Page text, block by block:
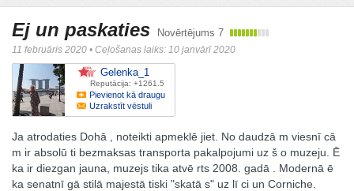
Ej un paskaties Novērtējums 7
11 februāris 2020 • Ceļošanas laiks: 10 janvārī 2020
Gelenka_1
Reputācija: +1261.5
Pievienot kā draugu
Uzrakstīt vēstuli
Ja atrodaties Dohā , noteikti apmeklē jiet. No daudzā m viesnī cā
m ir absolū ti bezmaksas transporta pakalpojumi uz š o muzeju. Ē
ka ir diezgan jauna, muzejs tika atvē rts 2008. gadā . Modernā ē
ka senatnī gā stilā majestā tiski "skatā s" uz lī ci un Corniche.